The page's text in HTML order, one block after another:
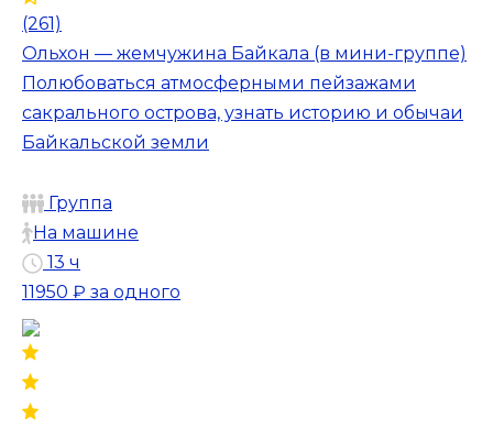
(261)
Ольхон — жемчужина Байкала (в мини-группе)
Полюбоваться атмосферными пейзажами
сакрального острова, узнать историю и обычаи
Байкальской земли
Группа
На машине
13 ч
11950 ₽ за одного